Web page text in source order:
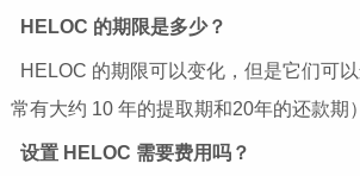
HELOC 的期限是多少？
HELOC 的期限可以变化，但是它们可
常有大约 10 年的提取期和20年的还款期
设置 HELOC 需要费用吗？